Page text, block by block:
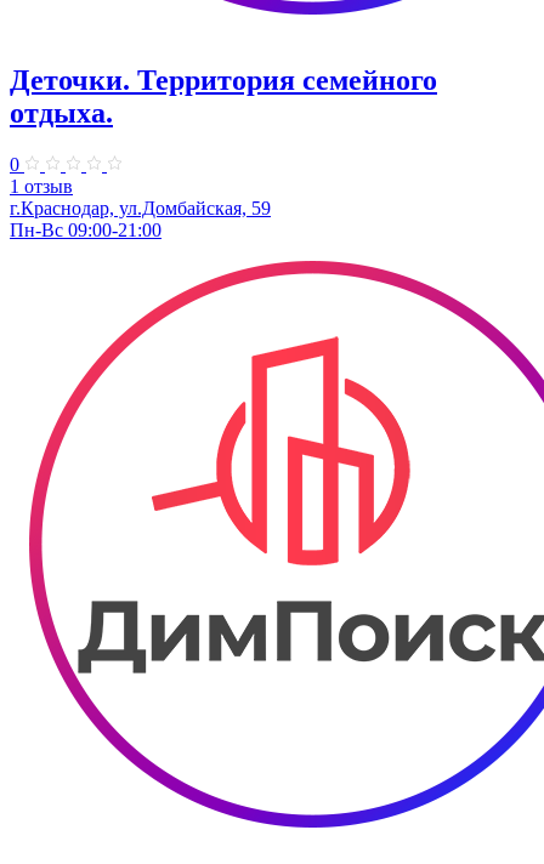
Деточки. Территория семейного
отдыха.
0
1 отзыв
г.Краснодар, ул.Домбайская, 59
Пн-Вс 09:00-21:00